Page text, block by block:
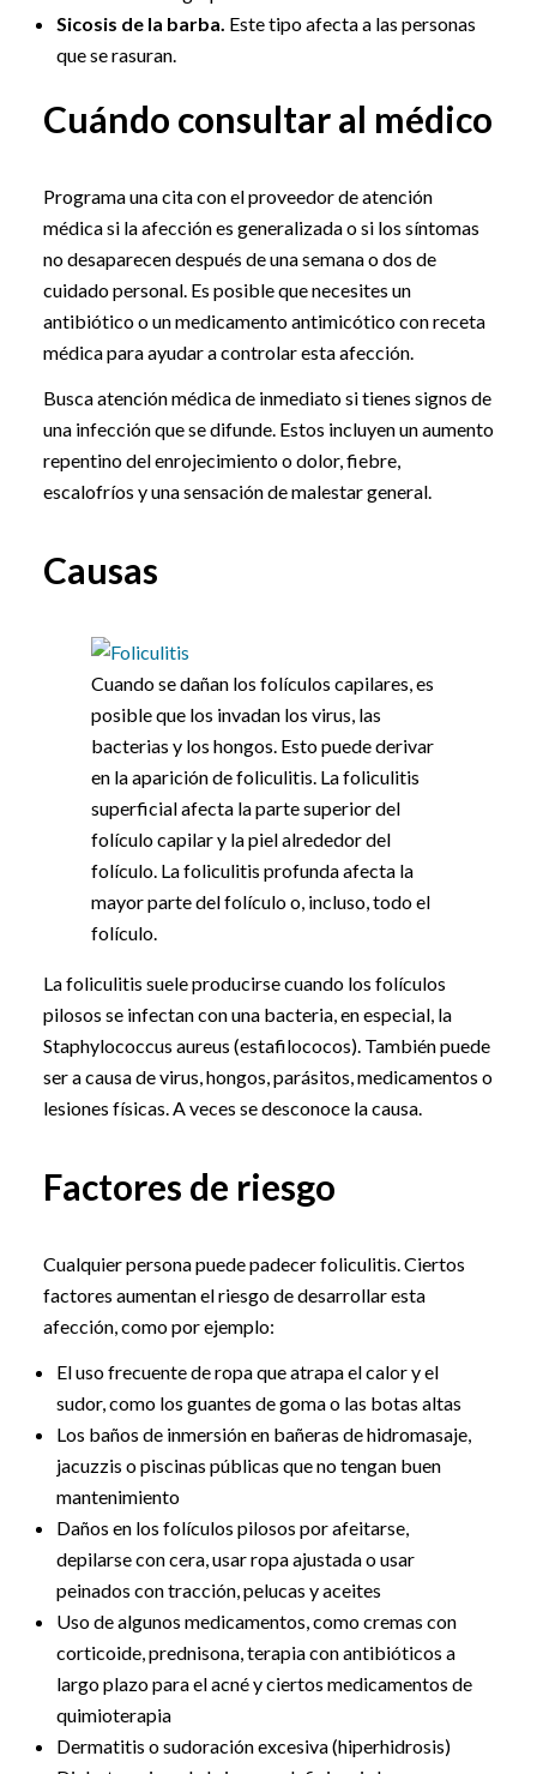
Sicosis de la barba. Este tipo afecta a las personas
que se rasuran.
Cuándo consultar al médico
Programa una cita con el proveedor de atención
médica si la afección es generalizada o si los síntomas
no desaparecen después de una semana o dos de
cuidado personal. Es posible que necesites un
antibiótico o un medicamento antimicótico con receta
médica para ayudar a controlar esta afección.
Busca atención médica de inmediato si tienes signos de
una infección que se difunde. Estos incluyen un aumento
repentino del enrojecimiento o dolor, fiebre,
escalofríos y una sensación de malestar general.
Causas
Cuando se dañan los folículos capilares, es
posible que los invadan los virus, las
bacterias y los hongos. Esto puede derivar
en la aparición de foliculitis. La foliculitis
superficial afecta la parte superior del
folículo capilar y la piel alrededor del
folículo. La foliculitis profunda afecta la
mayor parte del folículo o, incluso, todo el
folículo.
La foliculitis suele producirse cuando los folículos
pilosos se infectan con una bacteria, en especial, la
Staphylococcus aureus (estafilococos). También puede
ser a causa de virus, hongos, parásitos, medicamentos o
lesiones físicas. A veces se desconoce la causa.
Factores de riesgo
Cualquier persona puede padecer foliculitis. Ciertos
factores aumentan el riesgo de desarrollar esta
afección, como por ejemplo:
El uso frecuente de ropa que atrapa el calor y el
sudor, como los guantes de goma o las botas altas
Los baños de inmersión en bañeras de hidromasaje,
jacuzzis o piscinas públicas que no tengan buen
mantenimiento
Daños en los folículos pilosos por afeitarse,
depilarse con cera, usar ropa ajustada o usar
peinados con tracción, pelucas y aceites
Uso de algunos medicamentos, como cremas con
corticoide, prednisona, terapia con antibióticos a
largo plazo para el acné y ciertos medicamentos de
quimioterapia
Dermatitis o sudoración excesiva (hiperhidrosis)